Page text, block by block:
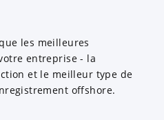
les meilleures
entreprise - la
et le meilleur type de
offshore.